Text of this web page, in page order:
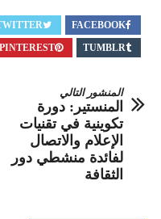
FACEBOOK
TUMBLR
PINTEREST
المنشور التالي
المنستير: دورة
تكوينية في تقنيات
الإعلام والاتصال
لفائدة منشطي دور
الثقافة